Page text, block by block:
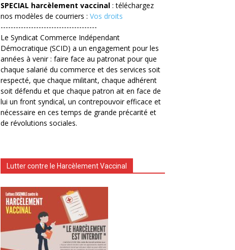
SPECIAL harcèlement vaccinal : téléchargez
nos modèles de courriers : Vos droits
--------------------------------------
Le Syndicat Commerce Indépendant
Démocratique (SCID) a un engagement pour les
années à venir : faire face au patronat pour que
chaque salarié du commerce et des services soit
respecté, que chaque militant, chaque adhérent
soit défendu et que chaque patron ait en face de
lui un front syndical, un contrepouvoir efficace et
nécessaire en ces temps de grande précarité et
de révolutions sociales.
Lutter contre le Harcèlement Vaccinal